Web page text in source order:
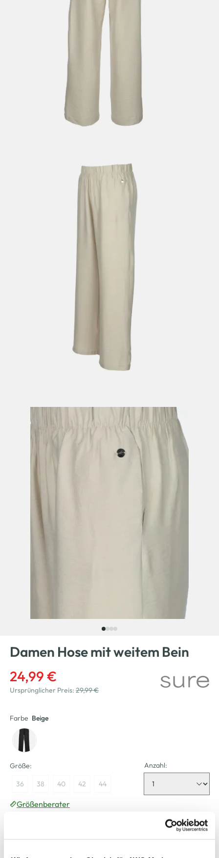
Damen Hose mit weitem Bein
24,99 €
Ursprünglicher Preis: 29,99 €
Farbe Beige
Größe:
36 38 40 42 44
Anzahl:
Größenberater